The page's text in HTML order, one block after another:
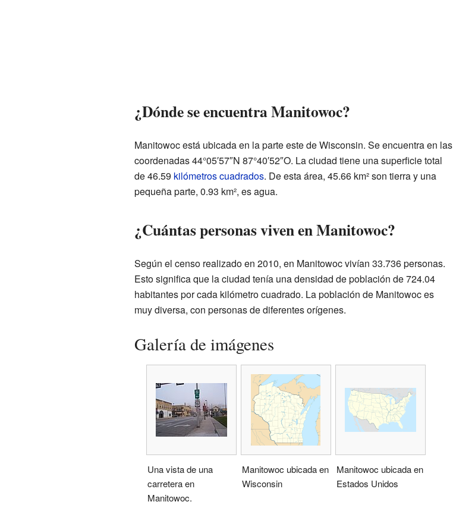
¿Dónde se encuentra Manitowoc?
Manitowoc está ubicada en la parte este de Wisconsin. Se encuentra en las
coordenadas 44°05′57″N 87°40′52″O. La ciudad tiene una superficie total
de 46.59 kilómetros cuadrados. De esta área, 45.66 km² son tierra y una
pequeña parte, 0.93 km², es agua.
¿Cuántas personas viven en Manitowoc?
Según el censo realizado en 2010, en Manitowoc vivían 33.736 personas.
Esto significa que la ciudad tenía una densidad de población de 724.04
habitantes por cada kilómetro cuadrado. La población de Manitowoc es
muy diversa, con personas de diferentes orígenes.
Galería de imágenes
Una vista de una
carretera en
Manitowoc.
Manitowoc ubicada en
Wisconsin
Manitowoc ubicada en
Estados Unidos